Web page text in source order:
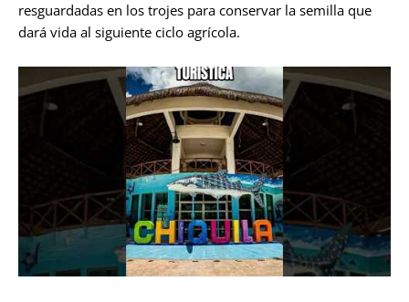
resguardadas en los trojes para conservar la semilla que
dará vida al siguiente ciclo agrícola.